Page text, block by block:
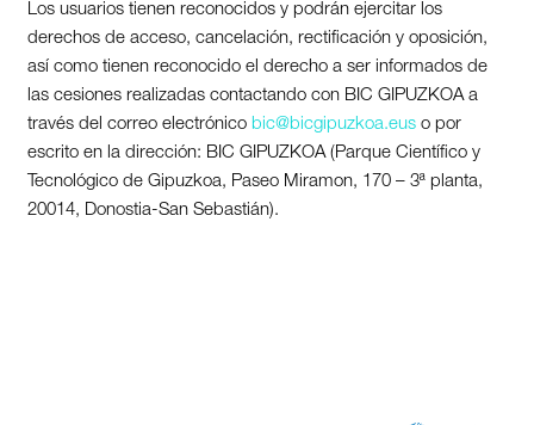
Los usuarios tienen reconocidos y podrán ejercitar los
derechos de acceso, cancelación, rectificación y oposición,
así como tienen reconocido el derecho a ser informados de
las cesiones realizadas contactando con BIC GIPUZKOA a
través del correo electrónico bic@bicgipuzkoa.euso por
escrito en la dirección: BIC GIPUZKOA (Parque Científico y
Tecnológico de Gipuzkoa, Paseo Miramon, 170 – 3ª planta,
20014, Donostia-San Sebastián).